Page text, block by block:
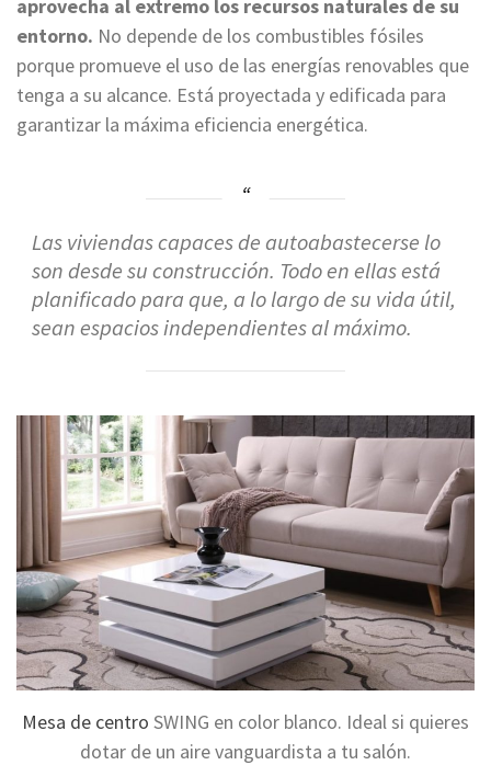
aprovecha al extremo los recursos naturales de su
entorno. No depende de los combustibles fósiles
porque promueve el uso de las energías renovables que
tenga a su alcance. Está proyectada y edificada para
garantizar la máxima eficiencia energética.
Las viviendas capaces de autoabastecerse lo
son desde su construcción. Todo en ellas está
planificado para que, a lo largo de su vida útil,
sean espacios independientes al máximo.
Mesa de centro SWING en color blanco. Ideal si quieres
dotar de un aire vanguardista a tu salón.